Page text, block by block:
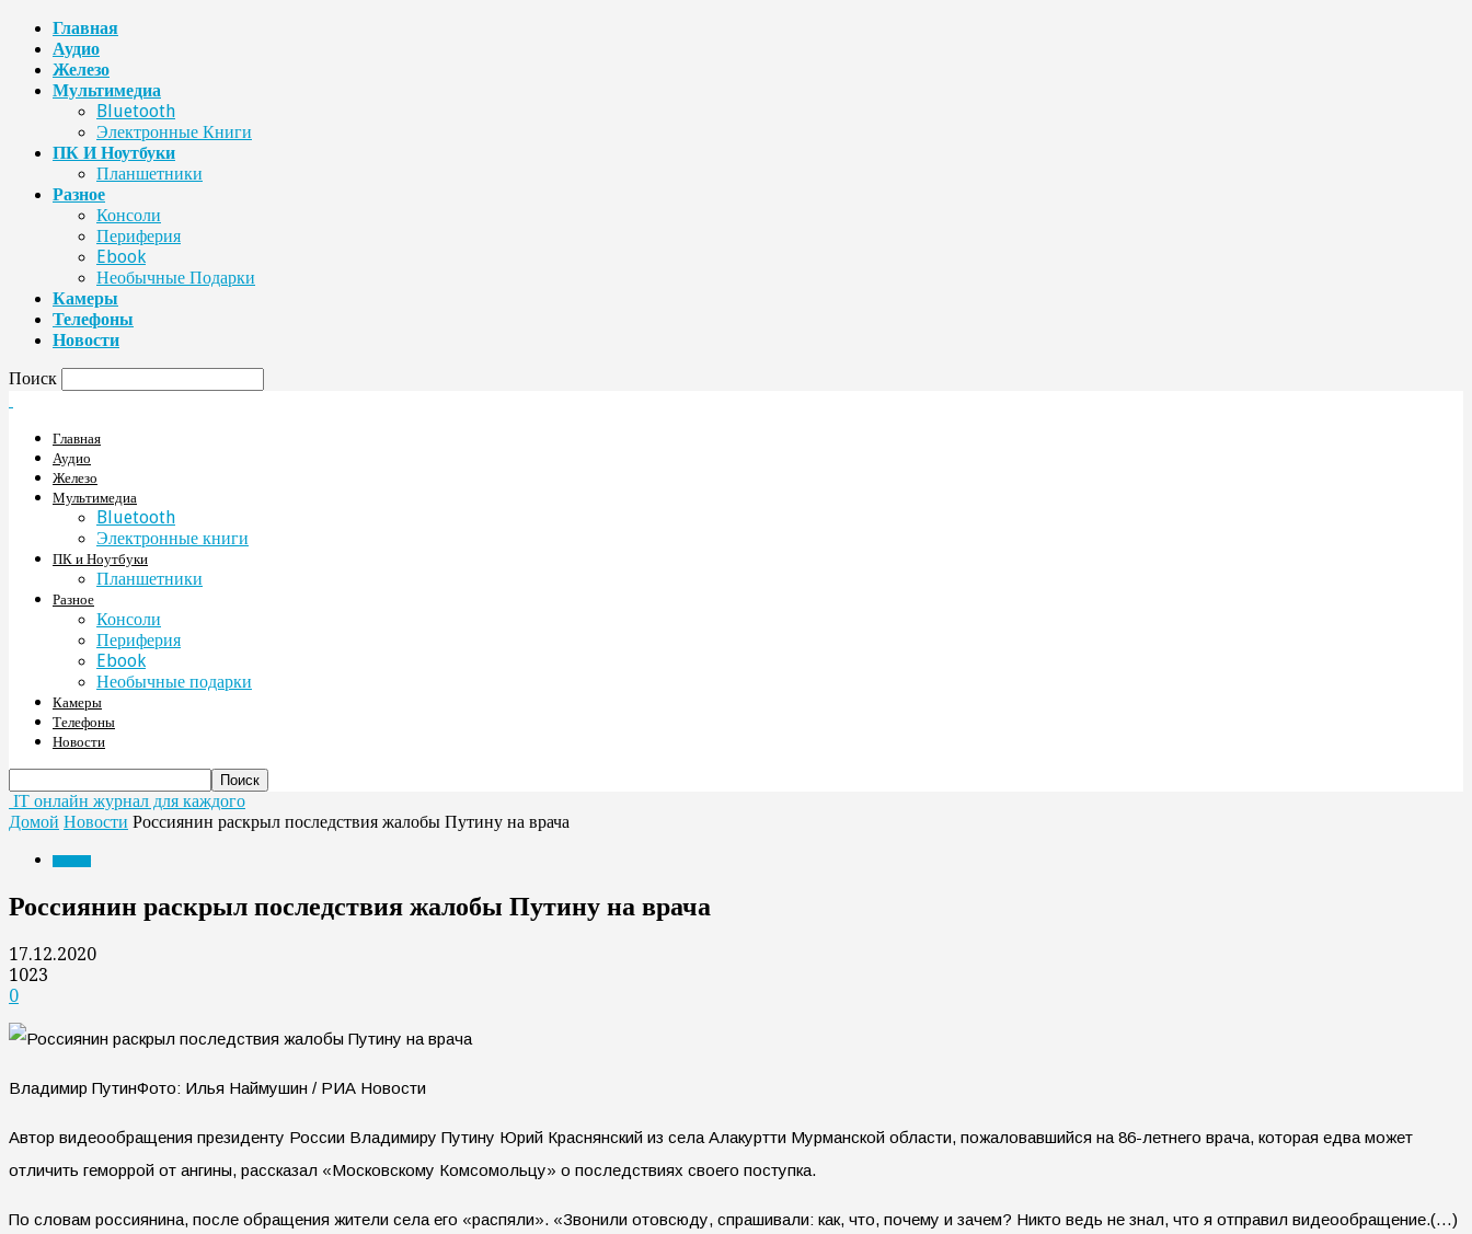
Главная
Аудио
Железо
Мультимедиа
Bluetooth
Электронные Книги
ПК И Ноутбуки
Планшетники
Разное
Консоли
Периферия
Ebook
Необычные Подарки
Камеры
Телефоны
Новости
Поиск
Главная
Аудио
Железо
Мультимедиа
Bluetooth
Электронные книги
ПК и Ноутбуки
Планшетники
Разное
Консоли
Периферия
Ebook
Необычные подарки
Камеры
Телефоны
Новости
IT онлайн журнал для каждого
Домой Новости Россиянин раскрыл последствия жалобы Путину на врача
Россиянин раскрыл последствия жалобы Путину на врача
17.12.2020
1023
0
Владимир ПутинФото: Илья Наймушин / РИА Новости
Автор видеообращения президенту России Владимиру Путину Юрий Краснянский из села Алакуртти Мурманской области, пожаловавшийся на 86-летнего врача, которая едва может
отличить геморрой от ангины, рассказал «Московскому Комсомольцу» о последствиях своего поступка.
По словам россиянина, после обращения жители села его «распяли». «Звонили отовсюду, спрашивали: как, что, почему и зачем? Никто ведь не знал, что я отправил видеообращение.(…)